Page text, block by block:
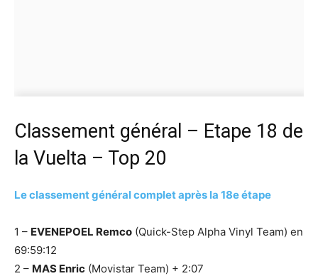
Classement général – Etape 18 de
la Vuelta – Top 20
Le classement général complet après la 18e étape
1 – EVENEPOEL Remco (Quick-Step Alpha Vinyl Team) en
69:59:12
2 – MAS Enric (Movistar Team) + 2:07